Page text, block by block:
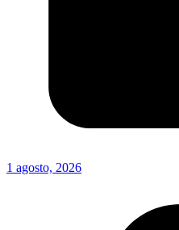
1 agosto, 2026